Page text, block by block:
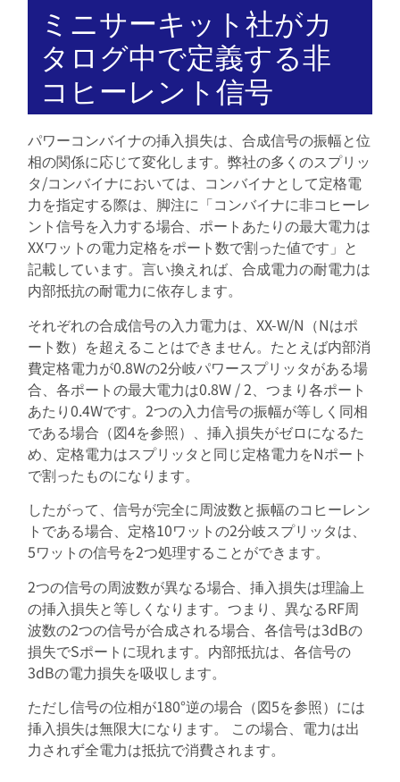
ミニサーキット社がカ
タログ中で定義する非
コヒーレント信号
パワーコンバイナの挿入損失は、合成信号の振幅と位
相の関係に応じて変化します。弊社の多くのスプリッ
タ/コンバイナにおいては、コンバイナとして定格電
力を指定する際は、脚注に「コンバイナに非コヒーレ
ント信号を入力する場合、ポートあたりの最大電力は
XXワットの電力定格をポート数で割った値です」と
記載しています。言い換えれば、合成電力の耐電力は
内部抵抗の耐電力に依存します。
それぞれの合成信号の入力電力は、XX-W/N（Nはポ
ート数）を超えることはできません。たとえば内部消
費定格電力が0.8Wの2分岐パワースプリッタがある場
合、各ポートの最大電力は0.8W / 2、つまり各ポート
あたり0.4Wです。2つの入力信号の振幅が等しく同相
である場合（図4を参照）、挿入損失がゼロになるた
め、定格電力はスプリッタと同じ定格電力をNポート
で割ったものになります。
したがって、信号が完全に周波数と振幅のコヒーレン
トである場合、定格10ワットの2分岐スプリッタは、
5ワットの信号を2つ処理することができます。
2つの信号の周波数が異なる場合、挿入損失は理論上
の挿入損失と等しくなります。つまり、異なるRF周
波数の2つの信号が合成される場合、各信号は3dBの
損失でSポートに現れます。内部抵抗は、各信号の
3dBの電力損失を吸収します。
ただし信号の位相が180°逆の場合（図5を参照）には
挿入損失は無限大になります。 この場合、電力は出
力されず全電力は抵抗で消費されます。